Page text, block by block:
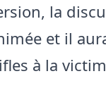
la
et il
à la